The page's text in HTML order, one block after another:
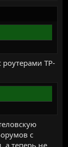
роутерами TP-
с
а теперь не